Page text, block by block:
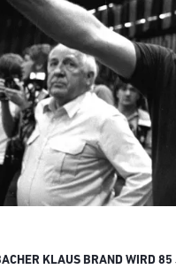
KLAUS BRAND WIRD